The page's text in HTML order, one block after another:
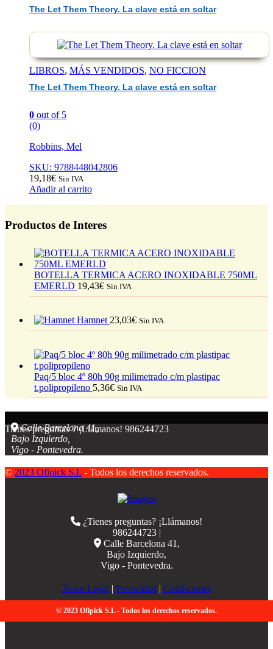
The Let Them Theory. La clave está en soltar
LIBROS, MÁS VENDIDOS, NO FICCION
The Let Them Theory. La clave está en soltar
0 out of 5
(0)
Robbins, Mel
SKU: 9788448042806
19,18€ Sin IVA
Añadir al carrito
Productos de Interes
BOTELLA TERMICA ACERO INOXIDABLE 750ML
EMERLD 19,43€ Sin IVA
Hamnet 23,03€ Sin IVA
Paq/5 bloc 4º 80h 90g milimetrado c/m plastipac
t.polipropileno 5,36€ Sin IVA
Tienes preguntas ? ¡Llámanos! 986244723
Calle Barcelona 41,
Bajo Izquierdo,
Vigo - Pontevedra.
© 2023 Ofipick S.L - Todos los derechos reservados.
¿Tienes preguntas? ¡Llámanos!
986244723 |
Calle Barcelona 41,
Bajo Izquierdo,
Vigo - Pontevedra.
Aviso Legal | Privacidad | Condiciones
© 2023 Ofipick S.L - Todos los derechos reservados.